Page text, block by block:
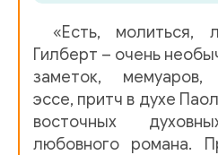
«Есть, молиться,
Гилберт – очень
заметок, мемуаров,
эссе, притч в духе
восточных
любовного романа.